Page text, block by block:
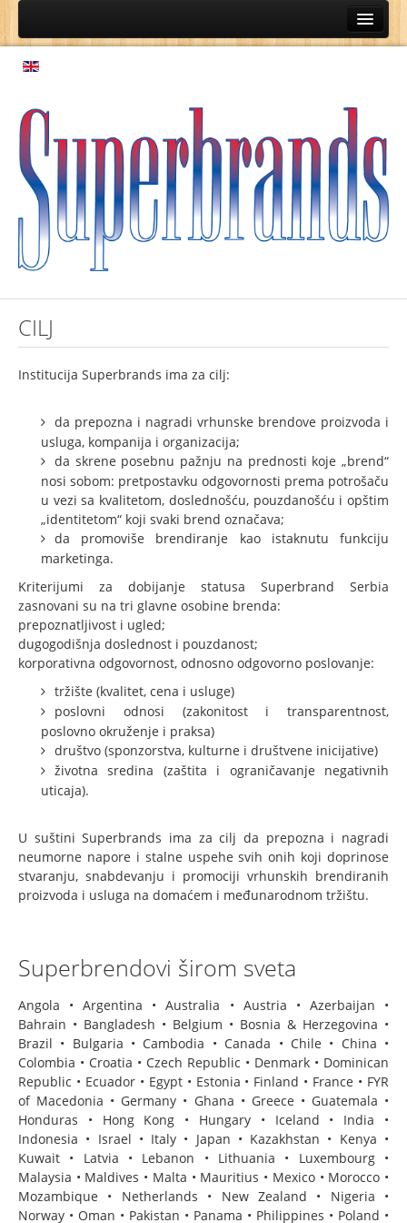
Cilj
Definicija
Stručni savet
Stručni savet 2006-2007
Stručni savet 2012-2013
Sponzori
Sponzori 2012-2013
Sponzori 2015-2016
Sponzori 2017-2018
Superbrands u svetu
Superbrendovi Srbije
Superbrendovi Srbije 2006-2007
Korporativni Superbrendovi Srbije 2012-2013
Corporate Superbrands Srbija 2015/6
Superbrendovi Srbije 2017-2018
Publikacije
Superbrands Izdanje 1
Corporate Superbrands Izdanje 2
Superbrands Izdanje 4
Svečana dodela
Svečana dodela priznanja – Tribute Event 2015/6
Svečana dodela priznanja - Tribute event 2017/18
Press
Press 2013
Press 2018
Kontakt
Superbrands TV
CILJ
Institucija Superbrands ima za cilj:
da prepozna i nagradi vrhunske brendove proizvoda i
usluga, kompanija i organizacija;
da skrene posebnu pažnju na prednosti koje „brend“
nosi sobom: pretpostavku odgovornosti prema potrošaču
u vezi sa kvalitetom, doslednošću, pouzdanošću i opštim
„identitetom“ koji svaki brend označava;
da promoviše brendiranje kao istaknutu funkciju
marketinga.
Kriterijumi za dobijanje statusa Superbrand Serbia
zasnovani su na tri glavne osobine brenda:
prepoznatljivost i ugled;
dugogodišnja doslednost i pouzdanost;
korporativna odgovornost, odnosno odgovorno poslovanje:
tržište (kvalitet, cena i usluge)
poslovni odnosi (zakonitost i transparentnost,
poslovno okruženje i praksa)
društvo (sponzorstva, kulturne i društvene inicijative)
životna sredina (zaštita i ograničavanje negativnih
uticaja).
U suštini Superbrands ima za cilj da prepozna i nagradi
neumorne napore i stalne uspehe svih onih koji doprinose
stvaranju, snabdevanju i promociji vrhunskih brendiranih
proizvoda i usluga na domaćem i međunarodnom tržištu.
Superbrendovi širom sveta
Angola • Argentina • Australia • Austria • Azerbaijan •
Bahrain • Bangladesh • Belgium • Bosnia & Herzegovina •
Brazil • Bulgaria • Cambodia • Canada • Chile • China •
Colombia • Croatia • Czech Republic • Denmark • Dominican
Republic • Ecuador • Egypt • Estonia • Finland • France • FYR
of Macedonia • Germany • Ghana • Greece • Guatemala •
Honduras • Hong Kong • Hungary • Iceland • India •
Indonesia • Israel • Italy • Japan • Kazakhstan • Kenya •
Kuwait • Latvia • Lebanon • Lithuania • Luxembourg •
Malaysia • Maldives • Malta • Mauritius • Mexico • Morocco •
Mozambique • Netherlands • New Zealand • Nigeria •
Norway • Oman • Pakistan • Panama • Philippines • Poland •